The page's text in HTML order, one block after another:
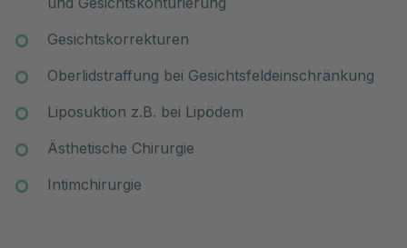
Gesichtskorrekturen
Oberlidstraffung bei Gesichtsfeldeinschränkung
Liposuktion z.B. bei Lipödem
Ästhetische Chirurgie
Intimchirurgie